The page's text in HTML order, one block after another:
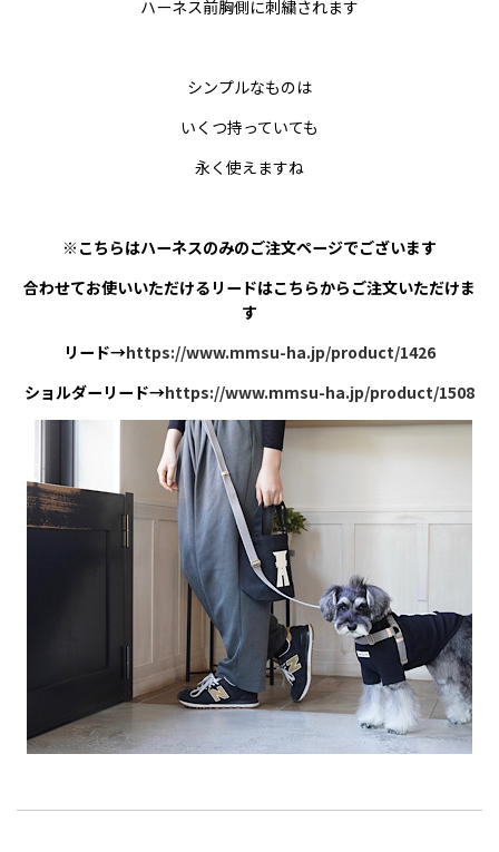
ハーネス前胸側に刺繍されます
シンプルなものは
いくつ持っていても
永く使えますね
※こちらはハーネスのみのご注文ページでございます
合わせてお使いいただけるリードはこちらからご注文いただけま
す
リード→https://www.mmsu-ha.jp/product/1426
ショルダーリード→https://www.mmsu-ha.jp/product/1508